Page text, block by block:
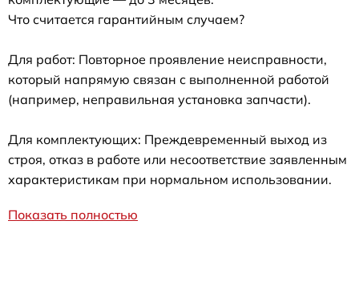
Что считается гарантийным случаем?
Для работ: Повторное проявление неисправности,
который напрямую связан с выполненной работой
(например, неправильная установка запчасти).
Для комплектующих: Преждевременный выход из
строя, отказ в работе или несоответствие заявленным
характеристикам при нормальном использовании.
Показать полностью